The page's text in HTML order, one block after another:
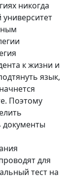
никогда
к жизни и
язык,
Поэтому
документы
для
тест на